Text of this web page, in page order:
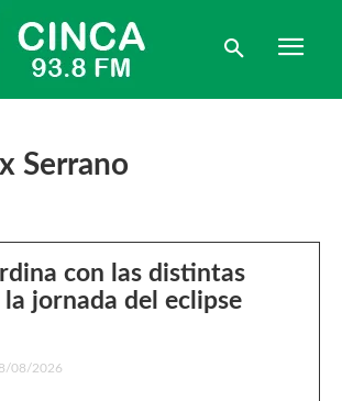
Serrano
con las distintas
jornada del eclipse
08/2026